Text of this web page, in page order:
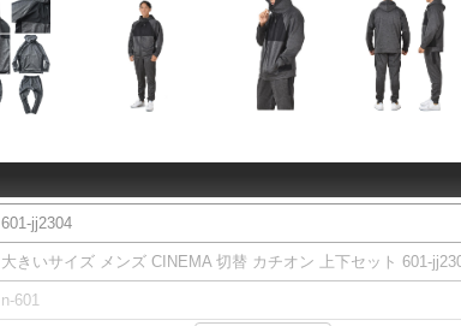
601-jj2304
大きいサイズ メンズ CINEMA 切替 カチオン 上下セット 601-
n-601